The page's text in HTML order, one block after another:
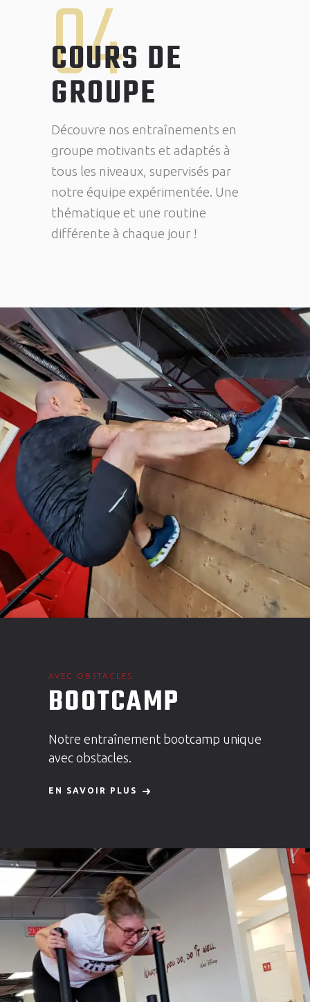
COURS DE
GROUPE
04
Découvre nos entraînements en
groupe motivants et adaptés à
tous les niveaux, supervisés par
notre équipe expérimentée. Une
thématique et une routine
différente à chaque jour !
AVEC OBSTACLES
BOOTCAMP
Notre entraînement bootcamp unique
avec obstacles.
EN SAVOIR PLUS